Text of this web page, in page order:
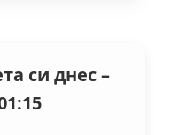
си днес –